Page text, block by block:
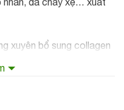
xuyên bổ sung collagen
cho da, trong đó
cũng là một